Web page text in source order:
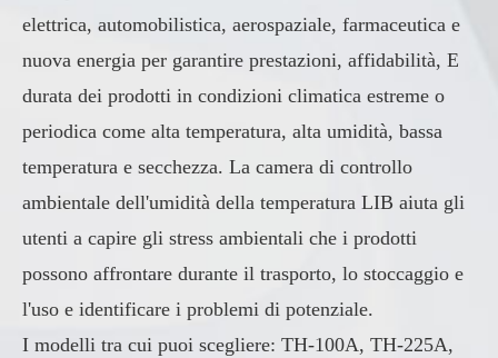
elettrica, automobilistica, aerospaziale, farmaceutica e
nuova energia per garantire prestazioni, affidabilità, E
durata dei prodotti in condizioni climatica estreme o
periodica come alta temperatura, alta umidità, bassa
temperatura e secchezza. La camera di controllo
ambientale dell'umidità della temperatura LIB aiuta gli
utenti a capire gli stress ambientali che i prodotti
possono affrontare durante il trasporto, lo stoccaggio e
l'uso e identificare i problemi di potenziale.
I modelli tra cui puoi scegliere: TH-100A, TH-225A,